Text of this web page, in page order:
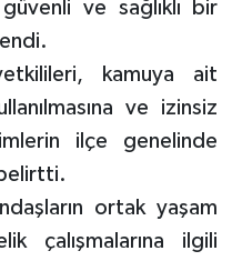
ve sağlıklı bir
kamuya ait
ve izinsiz
ilçe genelinde
ortak yaşam
çalışmalarına ilgili